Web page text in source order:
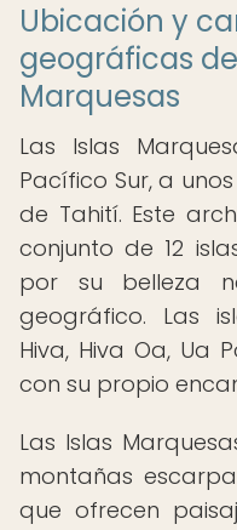
Ubicación y
geográficas
Marquesas
Las Islas
Pacífico Sur, a
de Tahití. Este
conjunto de 12
por su belleza
geográfico. Las
Hiva, Hiva Oa, Ua
con su propio
Las Islas
montañas
que ofrecen